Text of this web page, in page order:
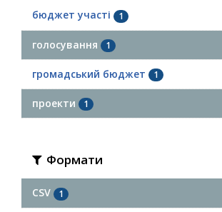
бюджет участі 1
голосування 1
громадський бюджет 1
проекти 1
Формати
CSV 1